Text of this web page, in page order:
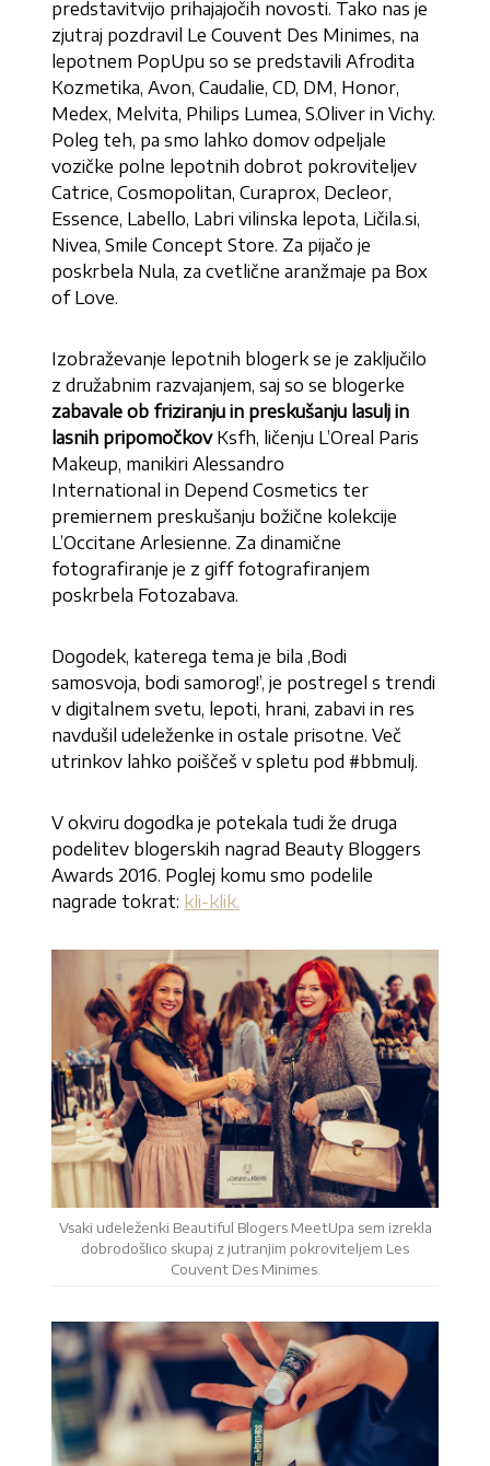
predstavitvijo prihajajočih novosti. Tako nas je
zjutraj pozdravil Le Couvent Des Minimes, na
lepotnem PopUpu so se predstavili Afrodita
Kozmetika, Avon, Caudalie, CD, DM, Honor,
Medex, Melvita, Philips Lumea, S.Oliver in Vichy.
Poleg teh, pa smo lahko domov odpeljale
vozičke polne lepotnih dobrot pokroviteljev
Catrice, Cosmopolitan, Curaprox, Decleor,
Essence, Labello, Labri vilinska lepota, Ličila.si,
Nivea, Smile Concept Store. Za pijačo je
poskrbela Nula, za cvetlične aranžmaje pa Box
of Love.
Izobraževanje lepotnih blogerk se je zaključilo
z družabnim razvajanjem, saj so se blogerke
zabavale ob friziranju in preskušanju lasulj in
lasnih pripomočkov Ksfh, ličenju L’Oreal Paris
Makeup, manikiri Alessandro
International in Depend Cosmetics ter
premiernem preskušanju božične kolekcije
L’Occitane Arlesienne. Za dinamične
fotografiranje je z giff fotografiranjem
poskrbela Fotozabava.
Dogodek, katerega tema je bila ‚Bodi
samosvoja, bodi samorog!’, je postregel s trendi
v digitalnem svetu, lepoti, hrani, zabavi in res
navdušil udeleženke in ostale prisotne. Več
utrinkov lahko poiščeš v spletu pod #bbmulj.
V okviru dogodka je potekala tudi že druga
podelitev blogerskih nagrad Beauty Bloggers
Awards 2016. Poglej komu smo podelile
nagrade tokrat: kli-klik.
Vsaki udeleženki Beautiful Blogers MeetUpa sem izrekla
dobrodošlico skupaj z jutranjim pokroviteljem Les
Couvent Des Minimes.